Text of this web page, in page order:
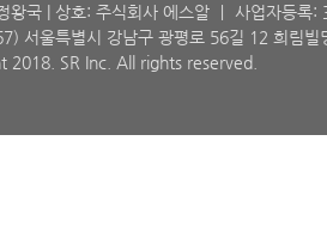
왕국 | 상호: 주식회사 에스알 ㅣ 사업자등
서울특별시 강남구 광평로 56길 12 희림빌
2018. SR Inc. All rights reserved.